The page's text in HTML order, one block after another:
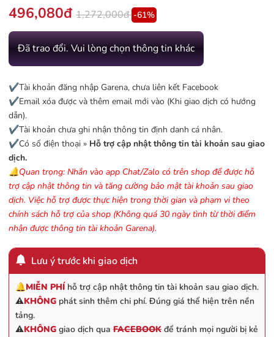
496,080đ 1,272,000đ -61%
Đã trao đổi. Vui lòng chọn thông tin khác
✔️Tài khoản đăng nhập Garena, chưa liên kết Facebook
✔️Email xóa được và thêm email mới vào (Khi giao dịch có hướng
dẫn).
✔️Tài khoản chưa ghi nhận thông tin định danh cá nhân.
✔️Có số điện thoại » Hỗ trợ cập nhật thông tin tài khoản sau giao
dịch.
🔔Quan trọng: Nhắn vào app Chat/Zalo có trên shop để được hỗ
trợ cập nhật thông tin và tăng cường bảo mật tài khoản sau giao
dịch. Việc hỗ trợ được thực hiện trong thời gian và phạm vi theo
chính sách hỗ trợ của shop (Không quá 30 ngày tình từ thời điểm
nhận được thông tin tài khoản Garena).
Lưu ý trước khi giao dịch
🔔MIỄN PHÍ hỗ trợ cập nhật thông tin tài khoản sau giao dịch.
⚠️KHÔNG phát sinh thêm chi phí. Đúng giá thể hiện trên nền
tảng.
⚠️KHÔNG giao dịch qua FACEBOOK để tránh mọi người bị kẻ